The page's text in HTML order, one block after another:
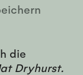
die
Dryhurst.